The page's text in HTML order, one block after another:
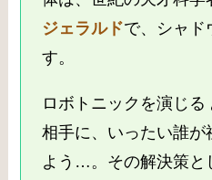
ジェラルドで、シャド
す。
ロボトニックを演じ
相手に、いったい誰が
よう…。その解決策と